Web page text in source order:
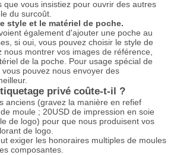
que vous insistiez pour ouvrir des autres
du surcoût.
style et le matériel de poche.
également d'ajouter une poche au
si oui, vous pouvez choisir le style de
nous montrer vos images de référence,
de la poche. Pour usage spécial de
pouvez nous envoyer des
privé coûte-t-il ?
anciens (gravez la manière en refief
moule ; 20USD de impression en soie
de logo) pour que nous produisent vos
de logo.
exiger les honoraires multiples de moules
composantes.